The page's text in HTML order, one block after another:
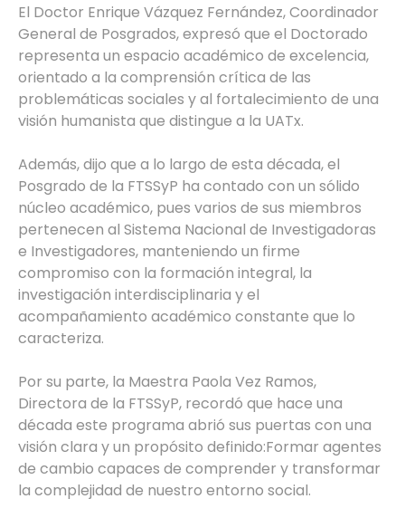
El Doctor Enrique Vázquez Fernández, Coordinador
General de Posgrados, expresó que el Doctorado
representa un espacio académico de excelencia,
orientado a la comprensión crítica de las
problemáticas sociales y al fortalecimiento de una
visión humanista que distingue a la UATx.
Además, dijo que a lo largo de esta década, el
Posgrado de la FTSSyP ha contado con un sólido
núcleo académico, pues varios de sus miembros
pertenecen al Sistema Nacional de Investigadoras
e Investigadores, manteniendo un firme
compromiso con la formación integral, la
investigación interdisciplinaria y el
acompañamiento académico constante que lo
caracteriza.
Por su parte, la Maestra Paola Vez Ramos,
Directora de la FTSSyP, recordó que hace una
década este programa abrió sus puertas con una
visión clara y un propósito definido:Formar agentes
de cambio capaces de comprender y transformar
la complejidad de nuestro entorno social.